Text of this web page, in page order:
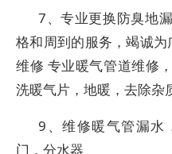
7、专业更换防臭地
格和周到的服务，竭诚
维修 专业暖气管道维修
洗暖气片，地暖，去除杂
9、维修暖气管漏水
门，分水器